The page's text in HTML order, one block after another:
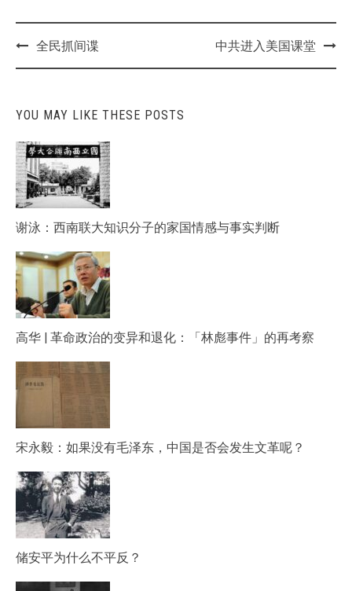
Post全民抓间谍 中共进入美国课堂
YOU MAY LIKE THESE POSTS
谢泳：西南联大知识分子的家国情感与事实判断
高华 | 革命政治的变异和退化：「林彪事件」的再考察
宋永毅：如果没有毛泽东，中国是否会发生文革呢？
储安平为什么不平反？